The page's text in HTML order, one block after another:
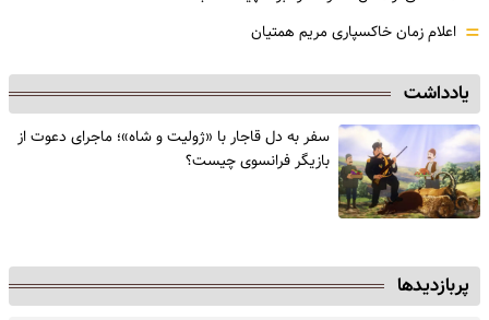
= اعلام زمان خاکسپاری مریم همتیان
یادداشت
سفر به دل قاجار با «ژولیت و شاه»؛ ماجرای دعوت از
‌بازیگر فرانسوی چیست؟
پربازدیدها